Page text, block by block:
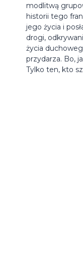
modlitwą
historii tego
jego życia i
drogi,
życia
przydarza. Bo,
Tylko ten, kto